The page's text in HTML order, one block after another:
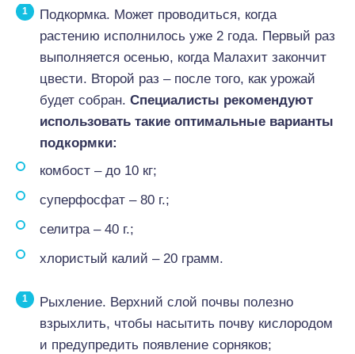
Подкормка. Может проводиться, когда
растению исполнилось уже 2 года. Первый раз
выполняется осенью, когда Малахит закончит
цвести. Второй раз – после того, как урожай
будет собран. Специалисты рекомендуют
использовать такие оптимальные варианты
подкормки:
комбост – до 10 кг;
суперфосфат – 80 г.;
селитра – 40 г.;
хлористый калий – 20 грамм.
Рыхление. Верхний слой почвы полезно
взрыхлить, чтобы насытить почву кислородом
и предупредить появление сорняков;